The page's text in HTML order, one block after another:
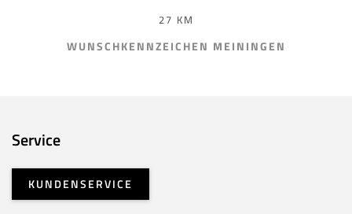
27 KM
WUNSCHKENNZEICHEN MEININGEN
Service
KUNDENSERVICE